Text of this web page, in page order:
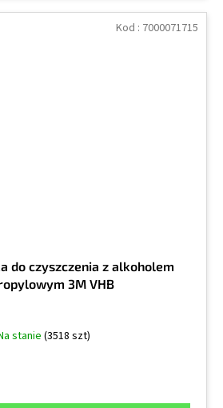
do czyszczenia z alkoholem
3M VHB
stanie(3518 szt)
Kod : 7000071715